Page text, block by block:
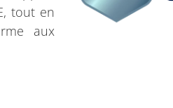
tout en
aux